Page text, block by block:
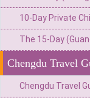
10-Day Private
Chengdu Travel
Chengdu Travel